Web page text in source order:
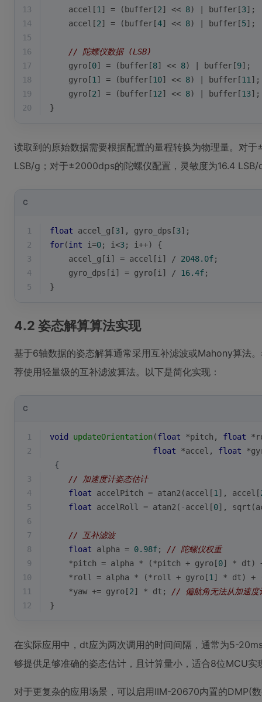
13
    accel[
1 ] = (buffer[2] << 8) | buffer[3
14
    accel[
2] = (buffer[4] << 8) | buffer[5
15
16
// 陀螺仪数据 (LSB)
17
    gyro[
0] = (buffer[8] << 8) | buffer[9
18
    gyro[
1 ] = (buffer[10] << 8) | buffer[11
19
    gyro[
2] = (buffer[12] << 8) | buffer[13
20
}
读取到的原始数据需要根据配置的量程转换为物理量。对
LSB/g；对于±2000dps的陀螺仪配置，灵敏度为16.4
C
1 float accel_g[3], gyro_dps[3];
2
for(int i=0; i<3; i++) {
3
    accel_g[i] = accel[i] /
2048.0f;
4
    gyro_dps[i] = gyro[i] /
16.4f;
5
}
4.2 姿态解算算法实现
基于6轴数据的姿态解算通常采用互补滤波或Mahony算法
荐使用轻量级的互补滤波算法。以下是简化实现：
C
1 void updateOrientation(float *pitch, float
2
float *accel, float
{
3
// 加速度计姿态估计
4
float accelPitch = atan2 (accel[1 ], accel[
5
float accelRoll = atan2 (-accel[0], sqrt
6
7
// 互补滤波
8
float alpha = 0.98f; // 陀螺仪权重
9
    *pitch = alpha * (*pitch + gyro[
0] * dt)
10
    *roll = alpha * (*roll + gyro[
1 ] * dt) +
11
    *yaw += gyro[
2] * dt; // 偏航角无法从加速度
12
}
在实际应用中，dt应为两次调用的时间间隔，通常为5-
够提供足够准确的姿态估计，且计算量小，适合8位MCU实
对于更复杂的应用场景，可以启用IIM-20670内置的DMP(